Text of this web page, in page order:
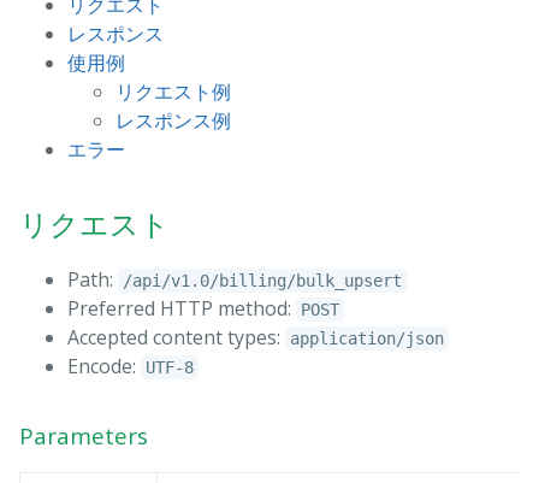
レスポンス
使用例
リクエスト例
レスポンス例
エラー
リクエスト
Path: /api/v1.0/billing/bulk_upsert
Preferred HTTP method: POST
Accepted content types: application/json
Encode: UTF-8
Parameters